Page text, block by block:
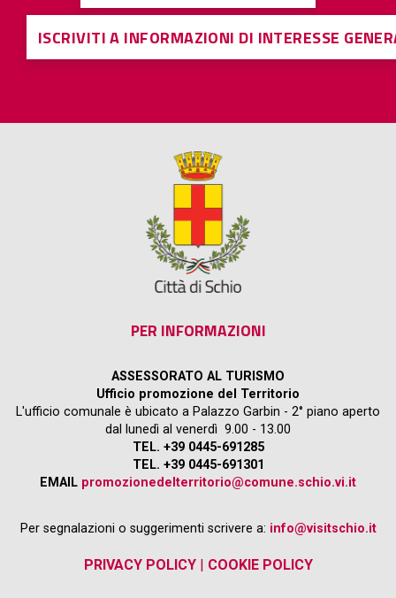
ISCRIVITI A INFORMAZIONI DI INTERESSE
PER INFORMAZIONI
ASSESSORATO AL TURISMO
Ufficio promozione del Territorio
L'ufficio comunale è ubicato a Palazzo Garbin - 2° piano aperto
dal lunedì al venerdì 9.00 - 13.00
TEL. +39 0445-691285
TEL. +39 0445-691301
EMAIL promozionedelterritorio@comune.schio.vi.it
Per segnalazioni o suggerimenti scrivere a: info@visitschio.it
PRIVACY POLICY| COOKIE POLICY